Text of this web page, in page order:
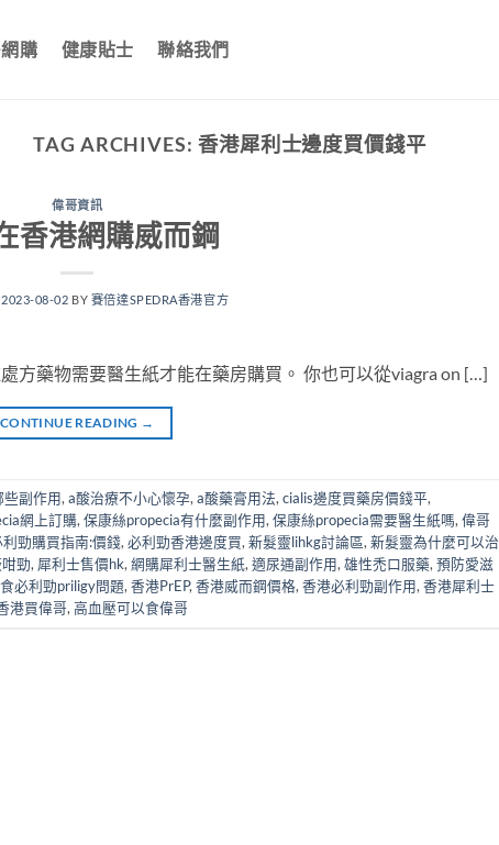
購 健康貼士 聯絡我們
TAG ARCHIVES: 香港犀利士邊度買價錢平
偉哥資訊
香港網購威而鋼
2023-08-02 BY 賽倍達SPEDRA香港官方
方藥物需要醫生紙才能在藥房購買。 你也可以從viagra on […]
CONTINUE READING →
副作用, a酸治療不小心懷孕, a酸藥膏用法, cialis邊度買藥房價錢平,
網上訂購, 保康絲propecia有什麼副作用, 保康絲propecia需要醫生紙嗎, 偉哥
利勁購買指南:價錢, 必利勁香港邊度買, 新髮靈lihkg討論區, 新髮靈為什麼可以治
勁, 犀利士售價hk, 網購犀利士醫生紙, 適尿通副作用, 雄性禿口服藥, 預防愛滋
食必利勁priligy問題, 香港PrEP, 香港威而鋼價格, 香港必利勁副作用, 香港犀利士
港買偉哥, 高血壓可以食偉哥